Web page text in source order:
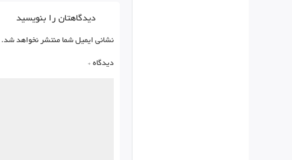
دیدگاهتان را بنویسید
نشانی ایمیل شما منتشر نخواهد شد.
دیدگاه *